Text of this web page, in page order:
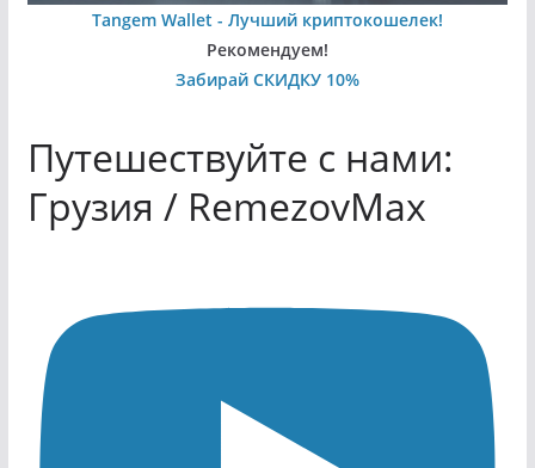
Tangem Wallet - Лучший криптокошелек!
Рекомендуем!
Забирай СКИДКУ 10%
Путешествуйте с нами:
Грузия / RemezovMax